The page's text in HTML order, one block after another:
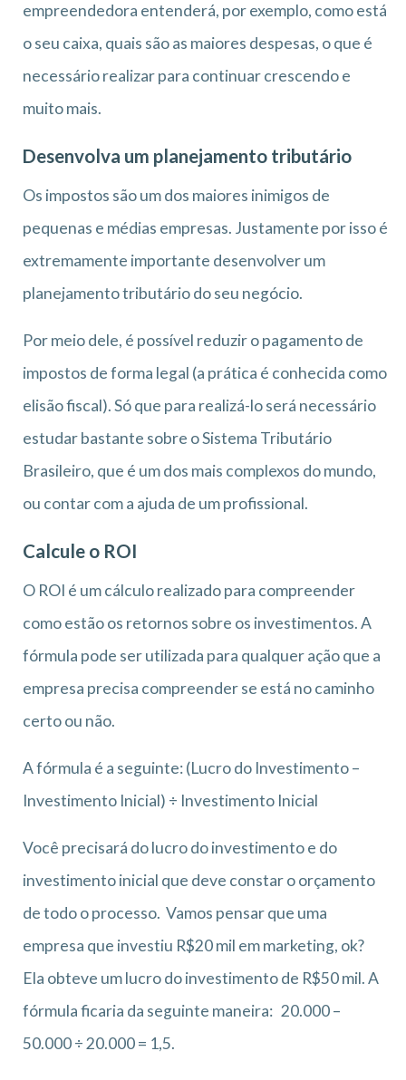
empreendedora entenderá, por exemplo, como está
o seu caixa, quais são as maiores despesas, o que é
necessário realizar para continuar crescendo e
muito mais.
Desenvolva um planejamento tributário
Os impostos são um dos maiores inimigos de
pequenas e médias empresas. Justamente por isso é
extremamente importante desenvolver um
planejamento tributário do seu negócio.
Por meio dele, é possível reduzir o pagamento de
impostos de forma legal (a prática é conhecida como
elisão fiscal). Só que para realizá-lo será necessário
estudar bastante sobre o Sistema Tributário
Brasileiro, que é um dos mais complexos do mundo,
ou contar com a ajuda de um profissional.
Calcule o ROI
O ROI é um cálculo realizado para compreender
como estão os retornos sobre os investimentos. A
fórmula pode ser utilizada para qualquer ação que a
empresa precisa compreender se está no caminho
certo ou não.
A fórmula é a seguinte: (Lucro do Investimento –
Investimento Inicial) ÷ Investimento Inicial
Você precisará do lucro do investimento e do
investimento inicial que deve constar o orçamento
de todo o processo. Vamos pensar que uma
empresa que investiu R$20 mil em marketing, ok?
Ela obteve um lucro do investimento de R$50 mil. A
fórmula ficaria da seguinte maneira: 20.000 –
50.000 ÷ 20.000 = 1,5.